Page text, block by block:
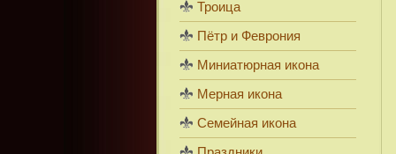
Троица
Пётр и Феврония
Миниатюрная икона
Мерная икона
Семейная икона